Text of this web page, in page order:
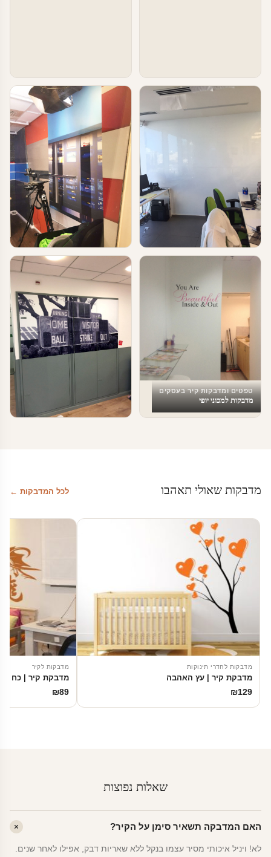
טפטים ומדבקות קיר בעסקים טפטים ומדבקות קיר בעסקים
עיצוב משרד
טפטים ומדבקות קיר בעסקים
מדבקות למכוני יופי
מדבקות שאולי תאהבו לכל המדבקות ←
מדבקות לחדרי תינוקות
מדבקת קיר | עץ האהבה
₪129
מדבקות לקיר
מדבקת קיר | כח
₪89
שאלות נפוצות
האם המדבקה תשאיר סימן על הקיר?
לא! ויניל איכותי מסיר עצמו בנקל ללא שאריות דבק, אפילו לאחר שנים.